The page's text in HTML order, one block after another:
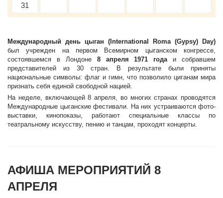
31
Международный день цыган (International Roma (Gypsy) Day)
был учрежден на первом Всемирном цыганском конгрессе,
состоявшемся в Лондоне 8 апреля 1971 годаи собравшем
представителей из 30 стран. В результате были приняты
национальные символы: флаг и гимн, что позволило циганам мира
признать себя единой свободной нацией.
На неделе, включающей 8 апреля, во многих странах проводятся
Международные цыганские фестивали. На них устраиваются фото-
выставки, кинопоказы, работают специальные классы по
театральному искусству, пению и танцам, проходят концерты.
АФИША МЕРОПРИЯТИЙ 8
АПРЕЛЯ